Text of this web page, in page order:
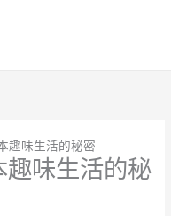
趣味生活的秘密
味生活的秘